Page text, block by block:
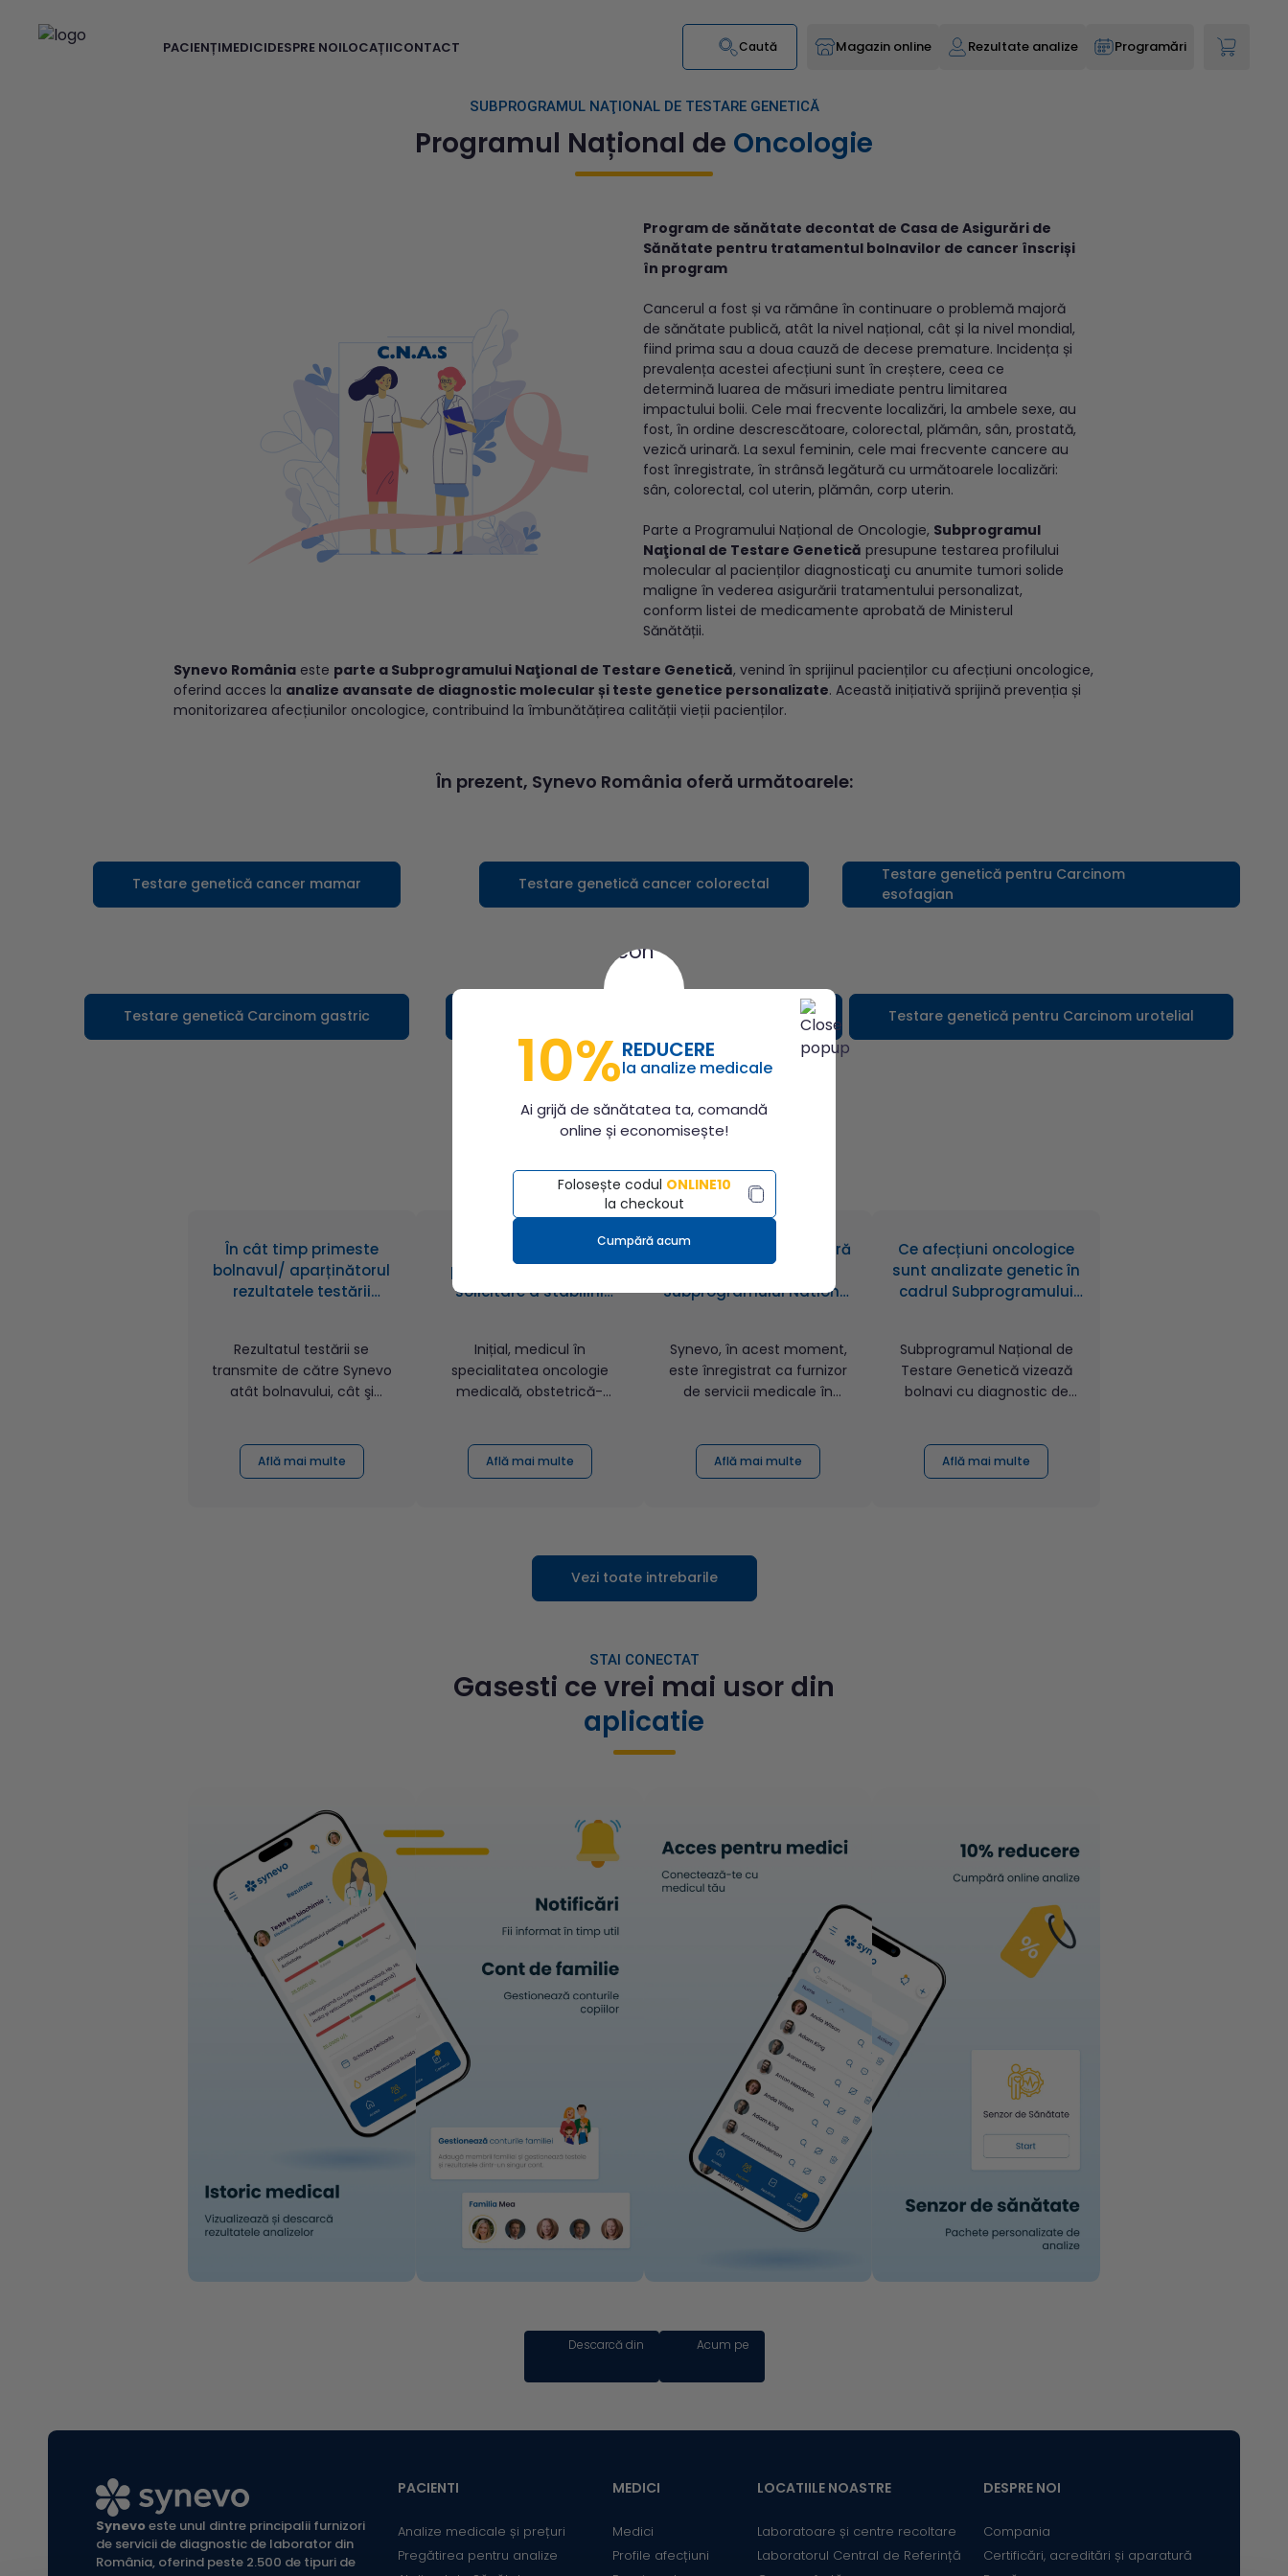
PACIENȚIMEDICIDESPRE NOILOCAȚIICONTACT Caută Magazin online Rezultate analize Programări
SUBPROGRAMUL NAŢIONAL DE TESTARE GENETICĂ
Programul Național de Oncologie
Program de sănătate decontat de Casa de Asigurări de
Sănătate pentru tratamentul bolnavilor de cancer înscriși
în program
Cancerul a fost și va rămâne în continuare o problemă majoră
de sănătate publică, atât la nivel național, cât și la nivel mondial,
fiind prima sau a doua cauză de decese premature. Incidența și
prevalența acestei afecțiuni sunt în creștere, ceea ce
determină luarea de măsuri imediate pentru limitarea
impactului bolii. Cele mai frecvente localizări, la ambele sexe, au
fost, în ordine descrescătoare, colorectal, plămân, sân, prostată,
vezică urinară. La sexul feminin, cele mai frecvente cancere au
fost înregistrate, în strânsă legătură cu următoarele localizări:
sân, colorectal, col uterin, plămân, corp uterin.
Parte a Programului Național de Oncologie, Subprogramul
Naţional de Testare Genetică presupune testarea profilului
molecular al pacienților diagnosticaţi cu anumite tumori solide
maligne în vederea asigurării tratamentului personalizat,
conform listei de medicamente aprobată de Ministerul
Sănătății.
Synevo Româniaeste parte a Subprogramului Naţional de Testare Genetică, venind în sprijinul pacienților cu afecțiuni oncologice,
oferind acces la analize avansate de diagnostic molecular și teste genetice personalizate. Această inițiativă sprijină prevenția și
monitorizarea afecțiunilor oncologice, contribuind la îmbunătățirea calității vieții pacienților.
În prezent, Synevo România oferă următoarele:
Testare genetică cancer mamar Testare genetică cancer colorectal
Testare genetică pentru Carcinom
esofagian
Testare genetică Carcinom gastric Testare genetică pentru Carcinom urotelial
ÎNTREBĂRI FRECVENTE
Te ajutăm curăspunsuri
În cât timp primeste
bolnavul/ aparținătorul
rezultatele testării
Rezultatul testării se
transmite de către Synevo
atât bolnavului, cât şi
Află mai multe
Cum acceseaza un
pacient cu referat de
solicitare a stabilirii
serviciile de testare
genetica aferente
Subprogramului National
Inițial, medicul în
specialitatea oncologie
medicală, obstetrică-
Află mai multe
Ce testări genetice oferă
Synevo în cadrul
Subprogramului National
Synevo, în acest moment,
este înregistrat ca furnizor
de servicii medicale în
Află mai multe
Ce afecțiuni oncologice
sunt analizate genetic în
cadrul Subprogramului
Subprogramul Național de
Testare Genetică vizează
bolnavi cu diagnostic de
Află mai multe
Vezi toate intrebarile
STAI CONECTAT
Gasesti ce vrei mai usor din
aplicatie
Descarcă din Acum pe
Synevoeste unul dintre principalii furnizori
de servicii de diagnostic de laborator din
România, oferind peste 2.500 de tipuri de
PACIENTI
Analize medicale și prețuri
Pregătirea pentru analize
MEDICI
Medici
Profile afecțiuni
LOCATIILE NOASTRE
Laboratoare și centre recoltare
Laboratorul Central de Referință
DESPRE NOI
Compania
Certificări, acreditări și aparatură
10%REDUCERE
la analize medicale
Ai grijă de sănătatea ta, comandă
online și economisește!
Folosește codul ONLINE10
la checkout
Cumpără acum